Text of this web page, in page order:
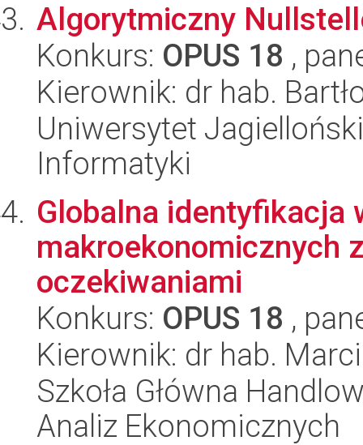
Algorytmiczny
Konkurs: OPUS 18 ,
Kierownik: dr hab.
Uniwersytet
Informatyki
Globalna identyfikacja
makroekonomicznych
oczekiwaniami
Konkurs: OPUS 18 ,
Kierownik: dr hab.
Szkoła Główna
Analiz Ekonomicznych